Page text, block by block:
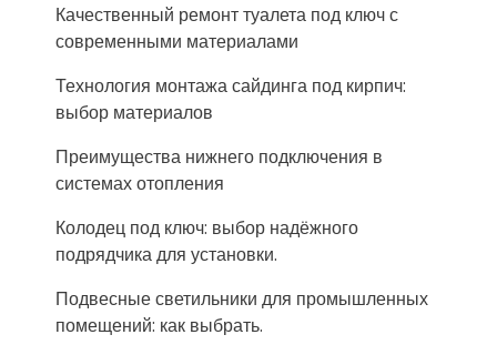
Качественный ремонт туалета под ключ с
современными материалами
Технология монтажа сайдинга под кирпич:
выбор материалов
Преимущества нижнего подключения в
системах отопления
Колодец под ключ: выбор надёжного
подрядчика для установки.
Подвесные светильники для промышленных
помещений: как выбрать.